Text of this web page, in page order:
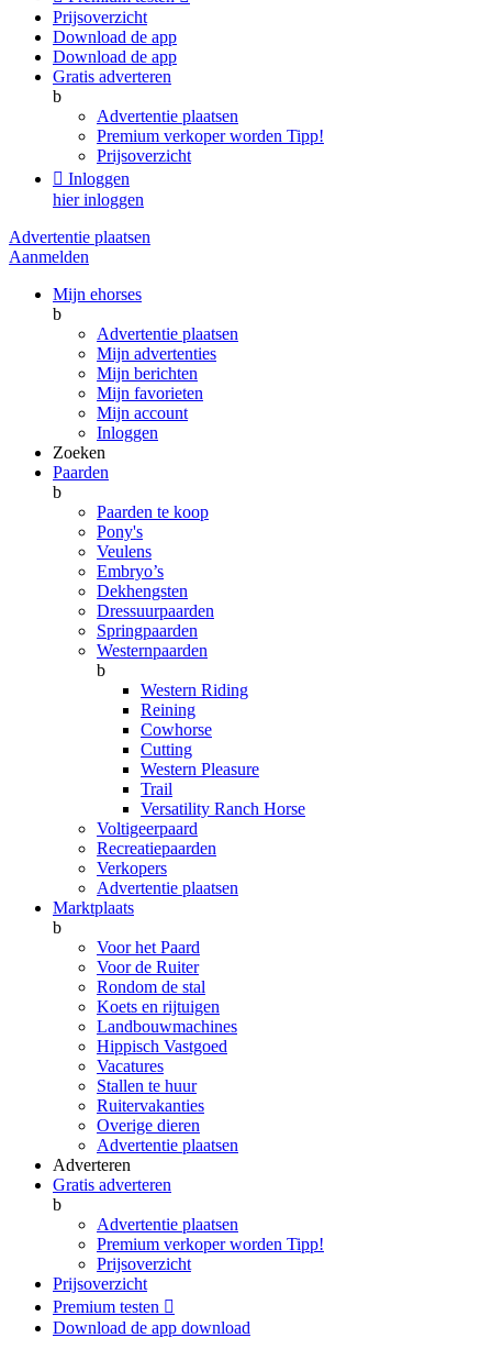
Prijsoverzicht
Download de app
Download de app
Gratis adverteren
b
Advertentie plaatsen
Premium verkoper worden Tipp!
Prijsoverzicht
 Inloggen
hier inloggen
Advertentie plaatsen
Aanmelden
Mijn ehorses
b
Advertentie plaatsen
Mijn advertenties
Mijn berichten
Mijn favorieten
Mijn account
Inloggen
Zoeken
Paarden
b
Paarden te koop
Pony's
Veulens
Embryo’s
Dekhengsten
Dressuurpaarden
Springpaarden
Westernpaarden
b
Western Riding
Reining
Cowhorse
Cutting
Western Pleasure
Trail
Versatility Ranch Horse
Voltigeerpaard
Recreatiepaarden
Verkopers
Advertentie plaatsen
Marktplaats
b
Voor het Paard
Voor de Ruiter
Rondom de stal
Koets en rijtuigen
Landbouwmachines
Hippisch Vastgoed
Vacatures
Stallen te huur
Ruitervakanties
Overige dieren
Advertentie plaatsen
Adverteren
Gratis adverteren
b
Advertentie plaatsen
Premium verkoper worden Tipp!
Prijsoverzicht
Prijsoverzicht
Premium testen 
Download de app download